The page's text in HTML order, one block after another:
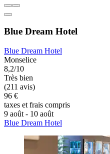
Blue Dream Hotel
Blue Dream Hotel
Monselice
8,2/10
Très bien
(211 avis)
96 €
taxes et frais compris
9 août - 10 août
Blue Dream Hotel